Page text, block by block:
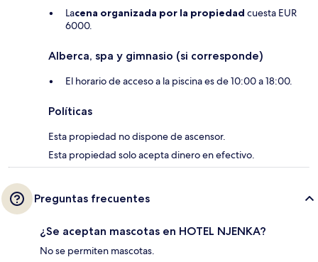
Lacena organizada por la propiedad cuesta EUR
6000.
Alberca, spa y gimnasio (si corresponde)
El horario de acceso a la piscina es de 10:00 a 18:00.
Políticas
Esta propiedad no dispone de ascensor.
Esta propiedad solo acepta dinero en efectivo.
Preguntas frecuentes
¿Se aceptan mascotas en HOTEL NJENKA?
No se permiten mascotas.